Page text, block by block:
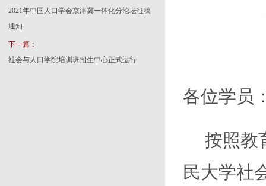
2021年中国人口学会京津冀一体化分论坛征稿
通知
下一篇：
社会与人口学院培训班招生中心正式运行
各位学员
按照教
民大学社